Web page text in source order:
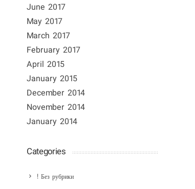
June 2017
May 2017
March 2017
February 2017
April 2015
January 2015
December 2014
November 2014
January 2014
Categories
! Без рубрики